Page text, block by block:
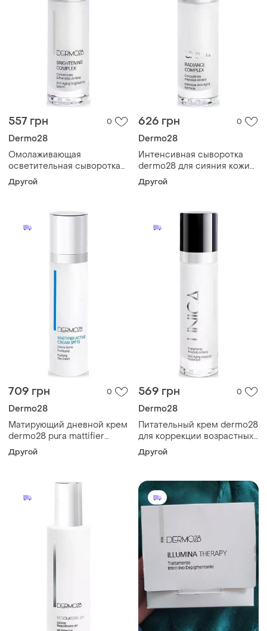
557 грн 0
Dermo28
Омолаживающая
осветительная сыворотка
dermo28 illumina brightening
complex 5 мл
Другой
626 грн 0
Dermo28
Интенсивная сыворотка
dermo28 для сияния кожи
unica radiance complex 5 мл
Другой
709 грн 0
Dermo28
Матирующий дневной крем
dermo28 pura mattifier
active cream spf15 15 мл
Другой
569 грн 0
Dermo28
Питательный крем dermo28
для коррекции возрастных
изменений кожи unica unica
10 мл
Другой